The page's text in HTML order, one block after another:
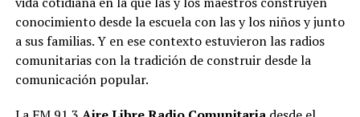
conocimiento desde la escuela con las y los niños y junto
a sus familias. Y en ese contexto estuvieron las radios
comunitarias con la tradición de construir desde la
comunicación popular.